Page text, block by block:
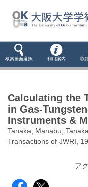
検索画面選択 利用案内 収
Calculating the
in Gas-
Instruments &
Tanaka, Manabu;
Transactions of JWRI,
ア